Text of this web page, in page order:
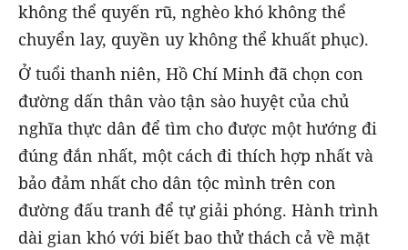
không thể quyến rũ, nghèo khó không thể
chuyển lay, quyền uy không thể khuất phục).
Ở tuổi thanh niên, Hồ Chí Minh đã chọn con
đường dấn thân vào tận sào huyệt của chủ
nghĩa thực dân để tìm cho được một hướng đi
đúng đắn nhất, một cách đi thích hợp nhất và
bảo đảm nhất cho dân tộc mình trên con
đường đấu tranh để tự giải phóng. Hành trình
dài gian khó với biết bao thử thách cả về mặt